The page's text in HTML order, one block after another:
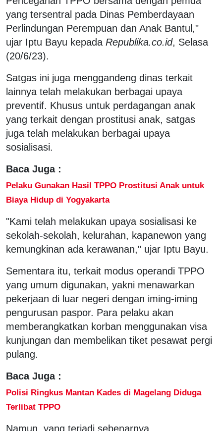
yang tersentral pada Dinas Pemberdayaan
Perlindungan Perempuan dan Anak Bantul,"
ujar Iptu Bayu kepada Republika.co.id, Selasa
(20/6/23).
Satgas ini juga menggandeng dinas terkait
lainnya telah melakukan berbagai upaya
preventif. Khusus untuk perdagangan anak
yang terkait dengan prostitusi anak, satgas
juga telah melakukan berbagai upaya
sosialisasi.
Baca Juga :
Pelaku Gunakan Hasil TPPO Prostitusi Anak untuk
Biaya Hidup di Yogyakarta
"Kami telah melakukan upaya sosialisasi ke
sekolah-sekolah, kelurahan, kapanewon yang
kemungkinan ada kerawanan," ujar Iptu Bayu.
Sementara itu, terkait modus operandi TPPO
yang umum digunakan, yakni menawarkan
pekerjaan di luar negeri dengan iming-iming
pengurusan paspor. Para pelaku akan
memberangkatkan korban menggunakan visa
kunjungan dan membelikan tiket pesawat pergi
pulang.
Baca Juga :
Polisi Ringkus Mantan Kades di Magelang Diduga
Terlibat TPPO
Namun, yang terjadi sebenarnya